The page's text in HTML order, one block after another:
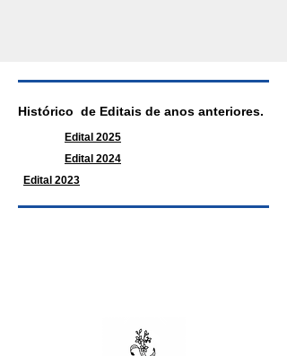
Histórico de Editais de anos anteriores.
Edital 2025
Edital 2024
Edital 2023